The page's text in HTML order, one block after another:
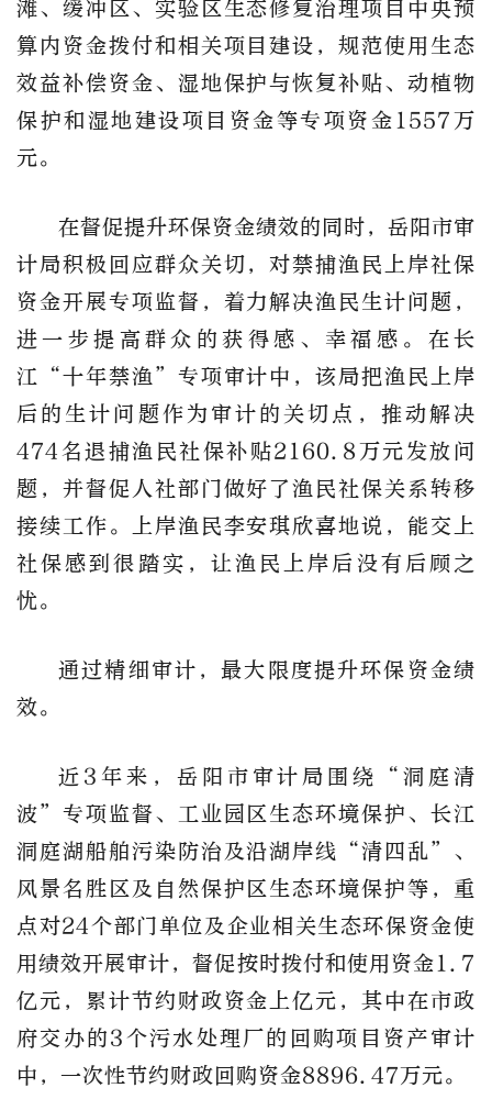
滩、缓冲区、实验区生态修复治理项目中央预
算内资金拨付和相关项目建设，规范使用生态
效益补偿资金、湿地保护与恢复补贴、动植物
保护和湿地建设项目资金等专项资金1557万
元。
在督促提升环保资金绩效的同时，岳阳市审
计局积极回应群众关切，对禁捕渔民上岸社保
资金开展专项监督，着力解决渔民生计问题，
进一步提高群众的获得感、幸福感。在长
江“十年禁渔”专项审计中，该局把渔民上岸
后的生计问题作为审计的关切点，推动解决
474名退捕渔民社保补贴2160.8万元发放问
题，并督促人社部门做好了渔民社保关系转移
接续工作。上岸渔民李安琪欣喜地说，能交上
社保感到很踏实，让渔民上岸后没有后顾之
忧。
通过精细审计，最大限度提升环保资金绩
效。
近3年来，岳阳市审计局围绕“洞庭清
波”专项监督、工业园区生态环境保护、长江
洞庭湖船舶污染防治及沿湖岸线“清四乱”、
风景名胜区及自然保护区生态环境保护等，重
点对24个部门单位及企业相关生态环保资金使
用绩效开展审计，督促按时拨付和使用资金1.7
亿元，累计节约财政资金上亿元，其中在市政
府交办的3个污水处理厂的回购项目资产审计
中，一次性节约财政回购资金8896.47万元。